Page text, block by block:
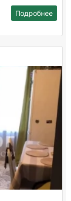
Подробнее